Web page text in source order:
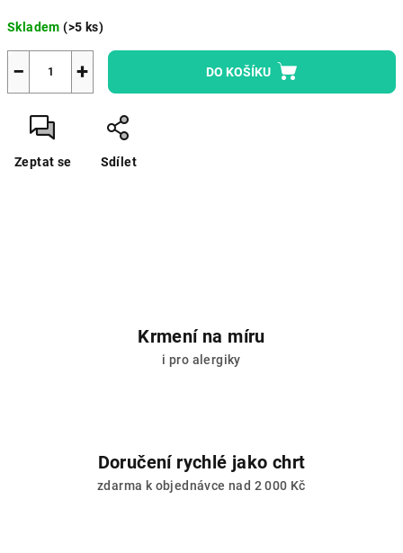
cena:
Skladem(>5 ks)
+
− DO KOŠÍKU
Zeptat se Sdílet
Krmení na míru
i pro alergiky
Doručení rychlé jako chrt
zdarma k objednávce nad 2 000 Kč